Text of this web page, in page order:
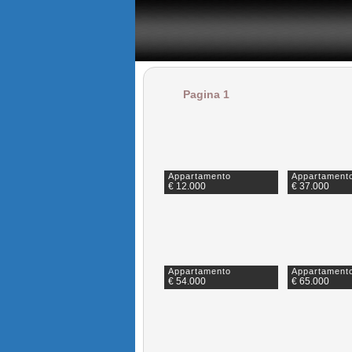
Pagina 1
Appartamento
€ 12.000 € 37.000
Appartamento
€ 54.000 € 65.000